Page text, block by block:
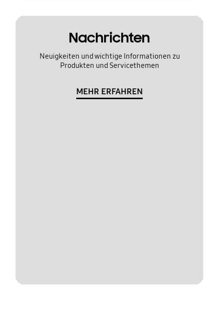
Nachrichten
Neuigkeiten und wichtige Informationen zu
Produkten und Servicethemen
MEHR ERFAHREN